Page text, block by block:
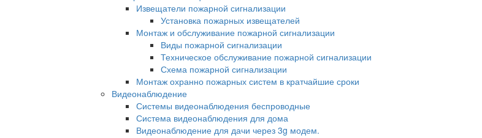
Извещатели пожарной сигнализации
Установка пожарных извещателей
Монтаж и обслуживание пожарной сигнализации
Виды пожарной сигнализации
Техническое обслуживание пожарной сигнализации
Схема пожарной сигнализации
Монтаж охранно пожарных систем в кратчайшие сроки
Видеонаблюдение
Системы видеонаблюдения беспроводные
Система видеонаблюдения для дома
Видеонаблюдение для дачи через 3g модем.